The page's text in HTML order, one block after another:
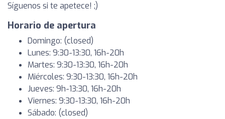
Síguenos si te apetece! ;)
Horario de apertura
Domingo: (closed)
Lunes: 9:30-13:30, 16h-20h
Martes: 9:30-13:30, 16h-20h
Miércoles: 9:30-13:30, 16h-20h
Jueves: 9h-13:30, 16h-20h
Viernes: 9:30-13:30, 16h-20h
Sábado: (closed)